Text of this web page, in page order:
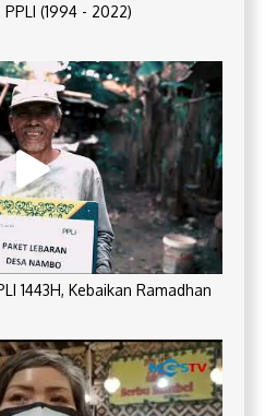
(1994 - 2022)
1443H, Kebaikan Ramadhan